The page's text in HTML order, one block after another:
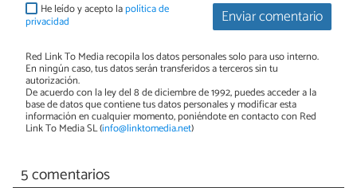
Enviar comentario
He leído y acepto lapolítica de
privacidad
Red Link To Media recopila los datos personales solo para uso interno.
En ningún caso, tus datos serán transferidos a terceros sin tu
autorización.
De acuerdo con la ley del 8 de diciembre de 1992, puedes acceder a la
base de datos que contiene tus datos personales y modificar esta
información en cualquier momento, poniéndote en contacto con Red
Link To Media SL (info@linktomedia.net)
5 comentarios